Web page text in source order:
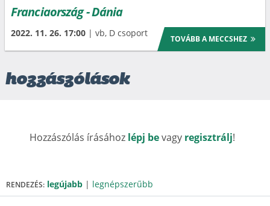
Franciaország - Dánia
2022. 11. 26. 17:00 | vb, D csoport
TOVÁBB A MECCSHEZ
hozzászólások
Hozzászólás írásához lépj bevagy regisztrálj!
RENDEZÉS: legújabb | legnépszerűbb